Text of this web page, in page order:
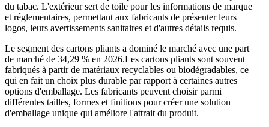
du tabac. L'extérieur sert de toile pour les informations de marque
et réglementaires, permettant aux fabricants de présenter leurs
logos, leurs avertissements sanitaires et d'autres détails requis.
Le segment des cartons pliants a dominé le marché avec une part
de marché de 34,29 % en 2026.Les cartons pliants sont souvent
fabriqués à partir de matériaux recyclables ou biodégradables, ce
qui en fait un choix plus durable par rapport à certaines autres
options d'emballage. Les fabricants peuvent choisir parmi
différentes tailles, formes et finitions pour créer une solution
d'emballage unique qui améliore l'attrait du produit.